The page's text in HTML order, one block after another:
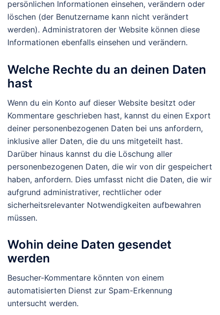
persönlichen Informationen einsehen, verändern oder
löschen (der Benutzername kann nicht verändert
werden). Administratoren der Website können diese
Informationen ebenfalls einsehen und verändern.
Welche Rechte du an deinen Daten
hast
Wenn du ein Konto auf dieser Website besitzt oder
Kommentare geschrieben hast, kannst du einen Export
deiner personenbezogenen Daten bei uns anfordern,
inklusive aller Daten, die du uns mitgeteilt hast.
Darüber hinaus kannst du die Löschung aller
personenbezogenen Daten, die wir von dir gespeichert
haben, anfordern. Dies umfasst nicht die Daten, die wir
aufgrund administrativer, rechtlicher oder
sicherheitsrelevanter Notwendigkeiten aufbewahren
müssen.
Wohin deine Daten gesendet
werden
Besucher-Kommentare könnten von einem
automatisierten Dienst zur Spam-Erkennung
untersucht werden.